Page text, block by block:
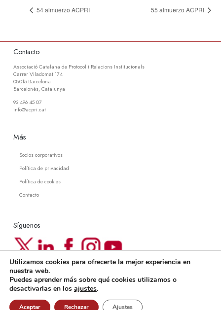
54 almuerzo ACPRI 55 almuerzo ACPRI
Contacto
Associació Catalana de Protocol i Relacions Institucionals
Carrer Viladomat 174
08015 Barcelona
Barcelonès, Catalunya
93 496 45 07
info@acpri.cat
Más
Socios corporativos
Política de privacidad
Política de cookies
Contacto
Síguenos
Newsletter ACPRI
Suscríbete a nuestra newsletter
Utilizamos cookies para ofrecerte la mejor experiencia en
nuestra web.
Puedes aprender más sobre qué cookies utilizamos o
desactivarlas en los ajustes.
Aceptar Rechazar Ajustes